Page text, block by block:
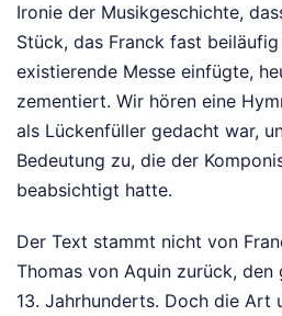
Ironie der Musikgeschichte,
Stück, das Franck fast
existierende Messe einfügte,
zementiert. Wir hören eine
als Lückenfüller gedacht war,
Bedeutung zu, die der
beabsichtigt hatte.
Der Text stammt nicht von
Thomas von Aquin zurück,
13. Jahrhunderts. Doch die Art